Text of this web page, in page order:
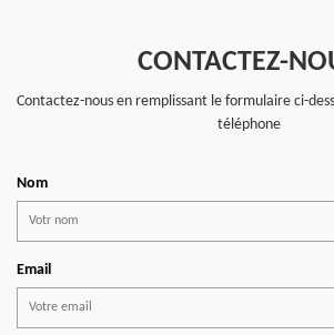
CONTACTEZ-
Contactez-nous en remplissant le formulaire ci-
téléphone
Nom
Email